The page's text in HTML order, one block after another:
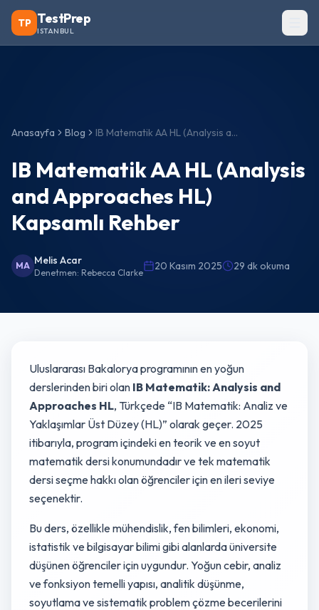
TP TestPrep
ISTANBUL
Anasayfa Blog IB Matematik AA HL (Analysis and Approaches HL) Kapsamlı Rehber
IB Matematik AA HL (Analysis
and Approaches HL)
Kapsamlı Rehber
MA Melis Acar
Denetmen: Rebecca Clarke
20 Kasım 2025 29 dk okuma
Uluslararası Bakalorya programının en yoğun
derslerinden biri olan IB Matematik: Analysis and
Approaches HL, Türkçede “IB Matematik: Analiz ve
Yaklaşımlar Üst Düzey (HL)” olarak geçer. 2025
itibarıyla, program içindeki en teorik ve en soyut
matematik dersi konumundadır ve tek matematik
dersi seçme hakkı olan öğrenciler için en ileri seviye
seçenektir.
Bu ders, özellikle mühendislik, fen bilimleri, ekonomi,
istatistik ve bilgisayar bilimi gibi alanlarda üniversite
düşünen öğrenciler için uygundur. Yoğun cebir, analiz
ve fonksiyon temelli yapısı, analitik düşünme,
soyutlama ve sistematik problem çözme becerilerini